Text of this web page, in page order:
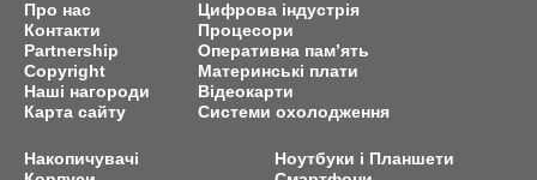
Про нас
Контакти
Partnership
Copyright
Наші нагороди
Карта сайту
Цифрова індустрія
Процесори
Оперативна пам’ять
Материнські плати
Відеокарти
Системи охолодження
Накопичувачі
Ноутбуки і Планшети